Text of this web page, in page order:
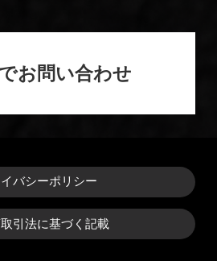
お問い合わせ
バシーポリシー
引法に基づく記載